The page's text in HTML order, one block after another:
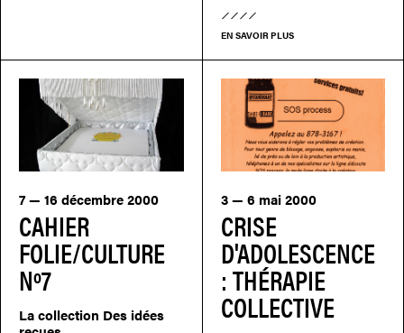
EN SAVOIR PLUS
CAHIER
FOLIE/CULTURE
Nº7
7 — 16 décembre 2000
La collection Des idées
CRISE
D'ADOLESCENCE
: THÉRAPIE
COLLECTIVE
3 — 6 mai 2000